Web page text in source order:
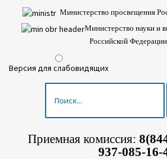
Министерство просвещения
Министерство науки и
Российской Федерации
Версия для слабовидящих
Приемная комиссия:
937-085-16-